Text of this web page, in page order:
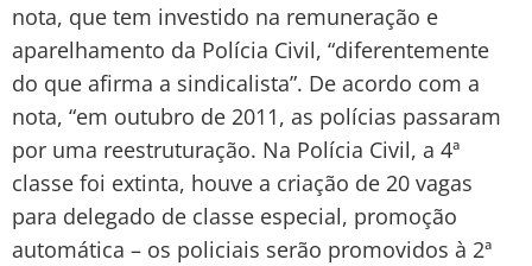
nota, que tem investido na remuneração e
aparelhamento da Polícia Civil, “diferentemente
do que afirma a sindicalista”. De acordo com a
nota, “em outubro de 2011, as polícias passaram
por uma reestruturação. Na Polícia Civil, a 4ª
classe foi extinta, houve a criação de 20 vagas
para delegado de classe especial, promoção
automática – os policiais serão promovidos à 2ª